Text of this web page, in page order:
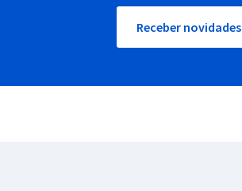
Receber novidades